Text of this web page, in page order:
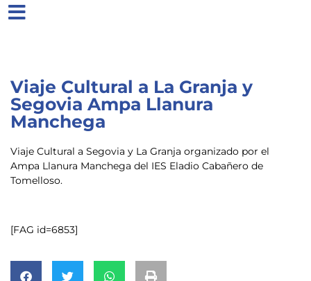
Viaje Cultural a La Granja y
Segovia Ampa Llanura
Manchega
Viaje Cultural a Segovia y La Granja organizado por el
Ampa Llanura Manchega del IES Eladio Cabañero de
Tomelloso.
[FAG id=6853]